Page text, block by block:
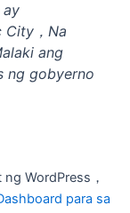
ay
City，Na
ang
ng gobyerno
WordPress，
para sa